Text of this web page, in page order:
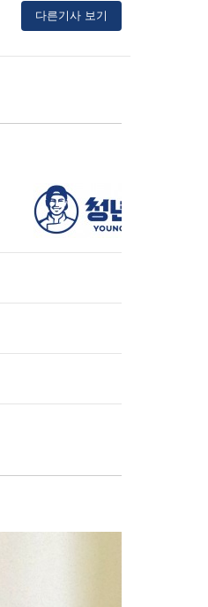
다른기사 보기